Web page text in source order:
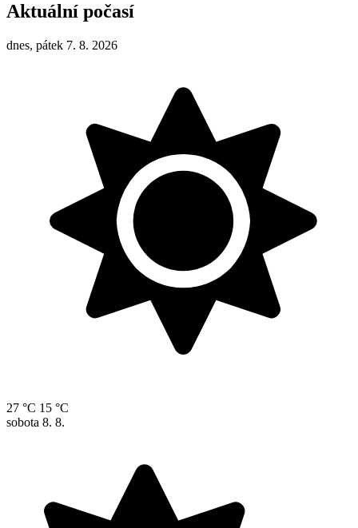
Aktuální počasí
dnes, pátek 7. 8. 2026
27 °C 15 °C
sobota 8. 8.